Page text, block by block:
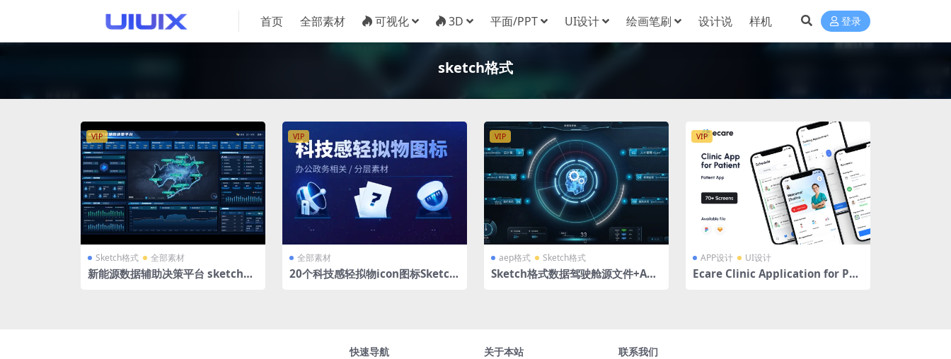
首页 全部素材 可视化 3D 平面/PPT UI设计 绘画笔刷 设计说 样机 登录
sketch格式
VIP
Sketch格式 全部素材
新能源数据辅助决策平台 sketch格
VIP
全部素材
20个科技感轻拟物icon图标Sketch
VIP
aep格式 Sketch格式
Sketch格式数据驾驶舱源文件+AE
VIP
APP设计 UI设计
Ecare Clinic Application for Pat
快速导航
关于本站
联系我们